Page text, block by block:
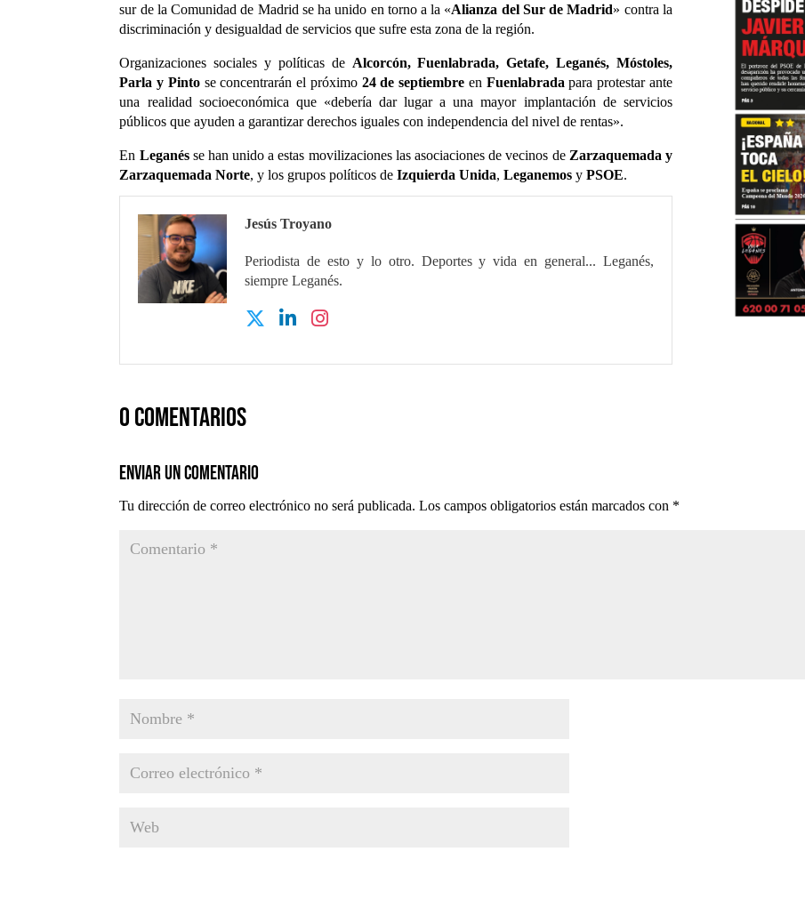
sur de la Comunidad de Madrid se ha unido en torno a la «Alianza del Sur de Madrid» contra la
discriminación y desigualdad de servicios que sufre esta zona de la región.
Organizaciones sociales y políticas de Alcorcón, Fuenlabrada, Getafe, Leganés, Móstoles,
Parla y Pinto se concentrarán el próximo 24 de septiembre en Fuenlabrada para protestar ante
una realidad socioeconómica que «debería dar lugar a una mayor implantación de servicios
públicos que ayuden a garantizar derechos iguales con independencia del nivel de rentas».
En Leganésse han unido a estas movilizaciones las asociaciones de vecinos de Zarzaquemada y
Zarzaquemada Norte, y los grupos políticos deIzquierda Unida,LeganemosyPSOE.
Jesús Troyano
Periodista de esto y lo otro. Deportes y vida en general... Leganés,
siempre Leganés.
0 comentarios
Enviar un comentario
Tu dirección de correo electrónico no será publicada. Los campos obligatorios están marcados con *